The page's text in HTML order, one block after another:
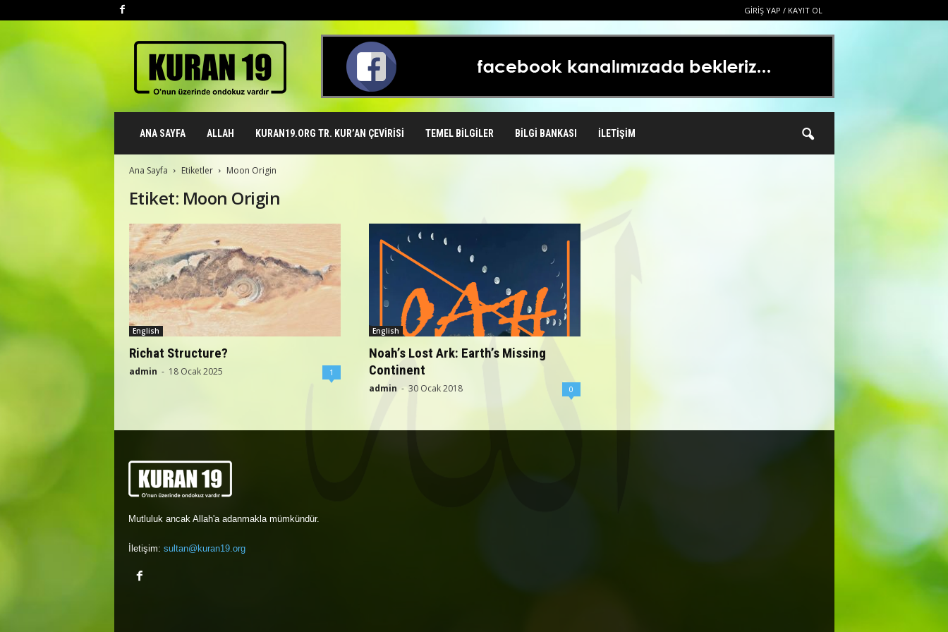
GIRIŞ YAP / KAYIT OL
ANA SAYFA ALLAH KURAN19.ORG TR. KUR’AN ÇEVIRISI TEMEL BILGILER BILGI BANKASI İLETIŞIM
Ana Sayfa Etiketler Moon Origin
Etiket: Moon Origin
English
Richat Structure?
admin - 18 Ocak 2025 1
English
Noah’s Lost Ark: Earth’s Missing
Continent
admin - 30 Ocak 2018 0
Mutluluk ancak Allah'a adanmakla mümkündür.
İletişim: sultan@kuran19.org